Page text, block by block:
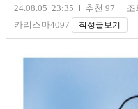
24.08.05 23:35 추천 97
조
카리스마4097
작성글보기